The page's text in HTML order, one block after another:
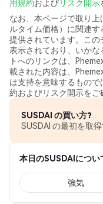
用規約およびリスク開示
なお、本ページで取り
ルタイム価格）に関連
提供されています。こ
表示されており、いか
トへのリンクは、
載された内容は、
は支持を意味するもの
約およびリスク開示をご
SUSDAI の買い方?
SUSDAI の最初を取
本日のSUSDAIについ
強気